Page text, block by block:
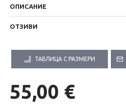
ОПИСАНИЕ
ОТЗИВИ
ТАБЛИЦА С РАЗМЕРИ
55,00 €